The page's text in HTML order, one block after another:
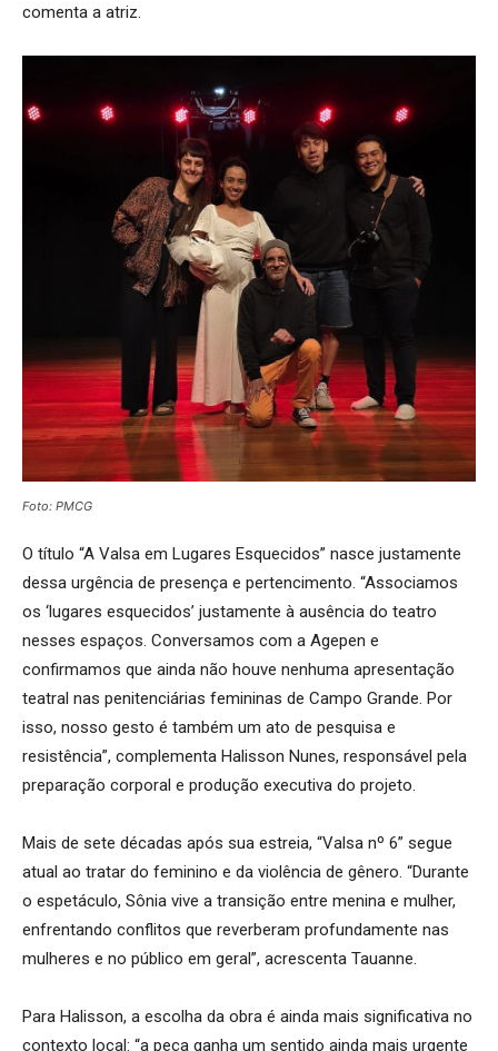
comenta a atriz.
Foto: PMCG
O título “A Valsa em Lugares Esquecidos” nasce justamente
dessa urgência de presença e pertencimento. “Associamos
os ‘lugares esquecidos’ justamente à ausência do teatro
nesses espaços. Conversamos com a Agepen e
confirmamos que ainda não houve nenhuma apresentação
teatral nas penitenciárias femininas de Campo Grande. Por
isso, nosso gesto é também um ato de pesquisa e
resistência”, complementa Halisson Nunes, responsável pela
preparação corporal e produção executiva do projeto.
Mais de sete décadas após sua estreia, “Valsa nº 6” segue
atual ao tratar do feminino e da violência de gênero. “Durante
o espetáculo, Sônia vive a transição entre menina e mulher,
enfrentando conflitos que reverberam profundamente nas
mulheres e no público em geral”, acrescenta Tauanne.
Para Halisson, a escolha da obra é ainda mais significativa no
contexto local: “a peça ganha um sentido ainda mais urgente